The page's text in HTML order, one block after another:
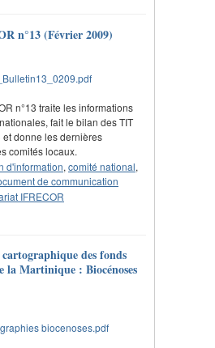
n°13 (Février 2009)
n°13 traite les informations
fait le bilan des TIT
donne les dernières
comités locaux.
d'information, comité national,
de communication
IFRECOR
cartographique des fonds
la Martinique : Biocénoses